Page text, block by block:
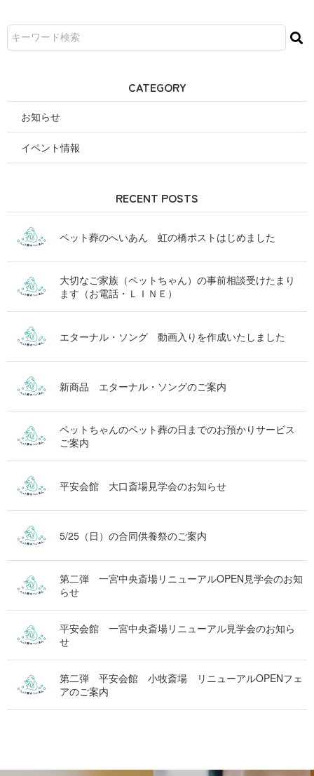
CATEGORY
お知らせ
イベント情報
RECENT POSTS
ペット葬のへいあん 虹の橋ポストはじめました
大切なご家族（ペットちゃん）の事前相談受けたまり
ます（お電話・ＬＩＮＥ）
エターナル・ソング 動画入りを作成いたしました
新商品 エターナル・ソングのご案内
ペットちゃんのペット葬の日までのお預かりサービス
ご案内
平安会館 大口斎場見学会のお知らせ
5/25（日）の合同供養祭のご案内
第二弾 一宮中央斎場リニューアルOPEN見学会のお知
らせ
平安会館 一宮中央斎場リニューアル見学会のお知ら
せ
第二弾 平安会館 小牧斎場 リニューアルOPENフェ
アのご案内